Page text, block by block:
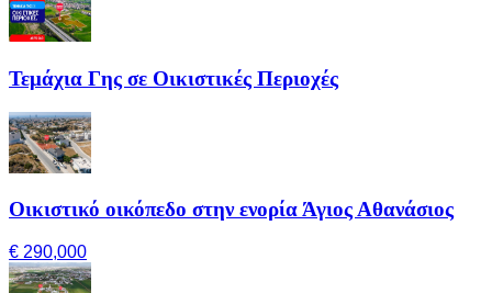
Τεμάχια Γης σε Οικιστικές Περιοχές
Οικιστικό οικόπεδο στην ενορία Άγιος Αθανάσιος
€ 290,000